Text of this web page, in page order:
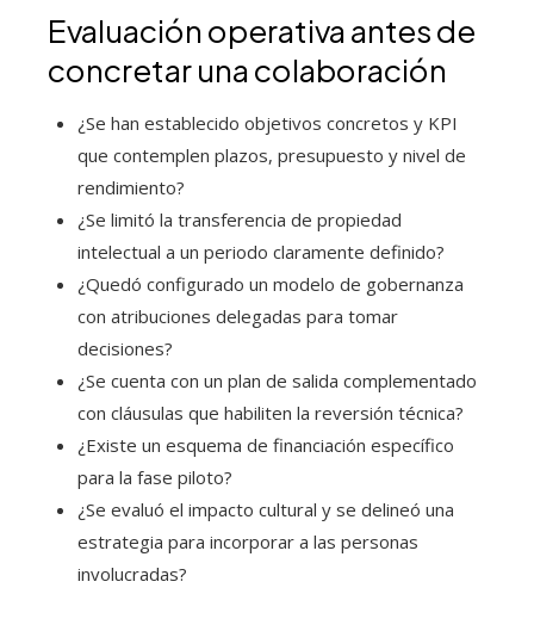
Evaluación operativa antes de
concretar una colaboración
¿Se han establecido objetivos concretos y KPI
que contemplen plazos, presupuesto y nivel de
rendimiento?
¿Se limitó la transferencia de propiedad
intelectual a un periodo claramente definido?
¿Quedó configurado un modelo de gobernanza
con atribuciones delegadas para tomar
decisiones?
¿Se cuenta con un plan de salida complementado
con cláusulas que habiliten la reversión técnica?
¿Existe un esquema de financiación específico
para la fase piloto?
¿Se evaluó el impacto cultural y se delineó una
estrategia para incorporar a las personas
involucradas?